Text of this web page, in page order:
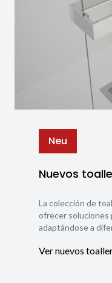
Neu
Nuevos
La colección de
ofrecer soluciones
adaptándose a
Ver nuevos